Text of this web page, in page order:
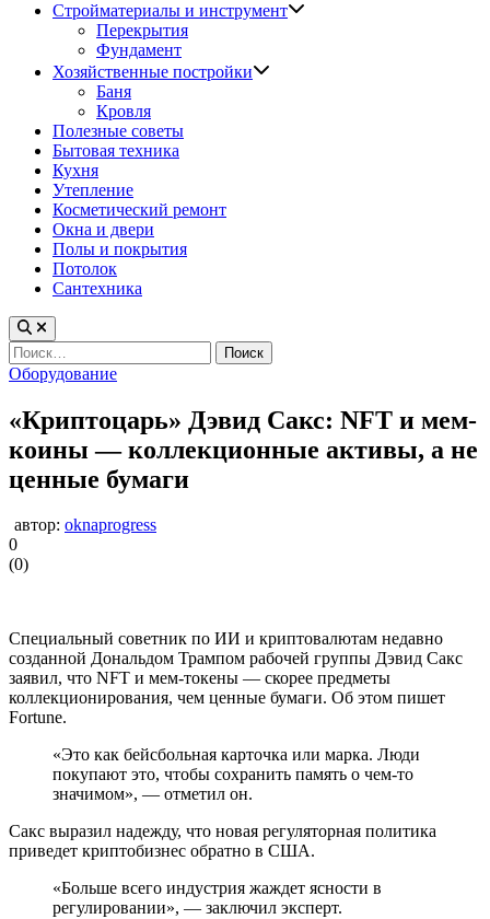
Стройматериалы и инструмент
Перекрытия
Фундамент
Хозяйственные постройки
Баня
Кровля
Полезные советы
Бытовая техника
Кухня
Утепление
Косметический ремонт
Окна и двери
Полы и покрытия
Потолок
Сантехника
Найти:
Опубликовано
Оборудование
«Криптоцарь» Дэвид Сакс: NFT и мем-
коины — коллекционные активы, а не
ценные бумаги
автор: oknaprogress
0
(0)
Специальный советник по ИИ и криптовалютам недавно
созданной Дональдом Трампом рабочей группы Дэвид Сакс
заявил, что NFT и мем-токены — скорее предметы
коллекционирования, чем ценные бумаги. Об этом пишет
Fortune.
«Это как бейсбольная карточка или марка. Люди
покупают это, чтобы сохранить память о чем-то
значимом», — отметил он.
Сакс выразил надежду, что новая регуляторная политика
приведет криптобизнес обратно в США.
«Больше всего индустрия жаждет ясности в
регулировании», — заключил эксперт.